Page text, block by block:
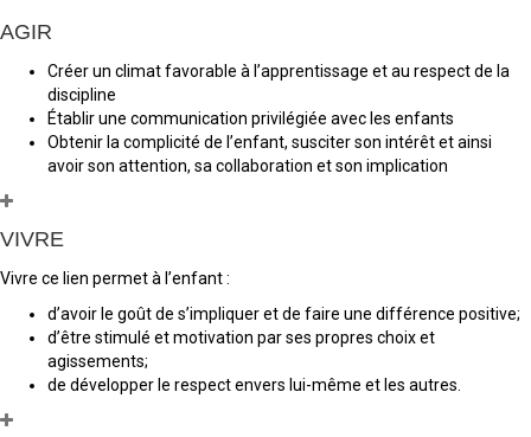
AGIR
Créer un climat favorable à l’apprentissage et au respect de la
discipline
Établir une communication privilégiée avec les enfants
Obtenir la complicité de l’enfant, susciter son intérêt et ainsi
avoir son attention, sa collaboration et son implication
VIVRE
Vivre ce lien permet à l’enfant :
d’avoir le goût de s’impliquer et de faire une différence positive;
d’être stimulé et motivation par ses propres choix et
agissements;
de développer le respect envers lui-même et les autres.